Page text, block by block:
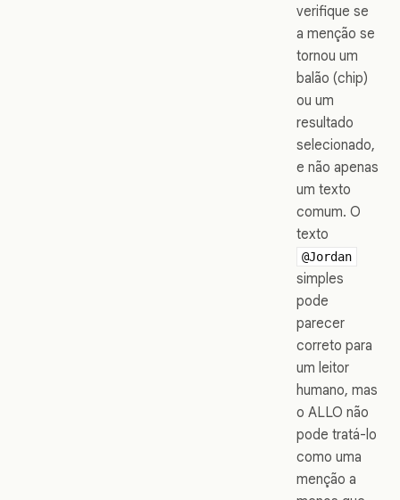
verifique se
a menção se
tornou um
balão (chip)
ou um
resultado
selecionado,
e não apenas
um texto
comum. O
texto
@Jordan
simples
pode
parecer
correto para
um leitor
humano, mas
o ALLO não
pode tratá-lo
como uma
menção a